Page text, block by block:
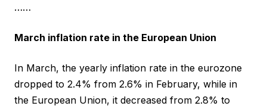
……
March inflation rate in the European Union
In March, the yearly inflation rate in the eurozone
dropped to 2.4% from 2.6% in February, while in
the European Union, it decreased from 2.8% to